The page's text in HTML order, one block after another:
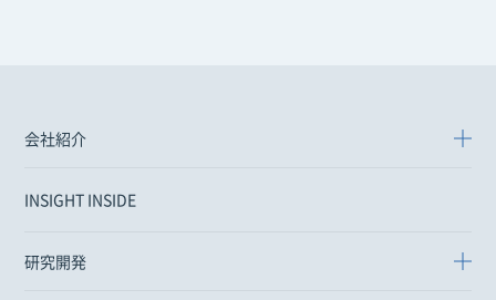
会社紹介
INSIGHT INSIDE
研究開発